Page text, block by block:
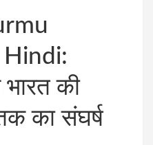
Hindi:
भारत की
का संघर्ष